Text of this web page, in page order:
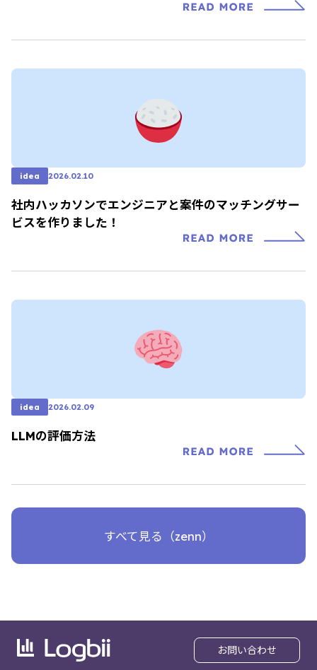
idea 2026.02.10
社内ハッカソンでエンジニアと案件のマッチングサー
ビスを作りました！
idea 2026.02.09
LLMの評価方法
すべて見る（zenn）
お問い合わせ